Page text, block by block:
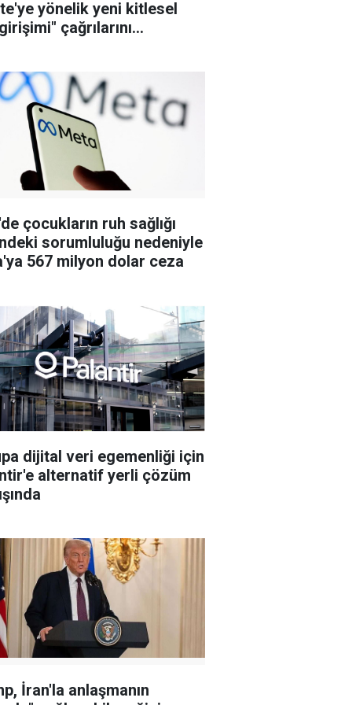
yönelik yeni kitlesel
çağrılarını
çocukların ruh sağlığı
sorumluluğu nedeniyle
567 milyon dolar ceza
dijital veri egemenliği için
alternatif yerli çözüm
İran'la anlaşmanın